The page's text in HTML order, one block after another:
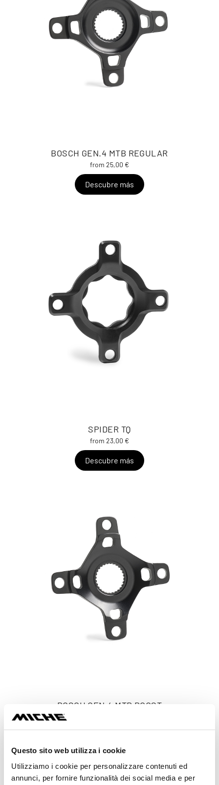
Questo sito web utilizza i cookie
Utilizziamo i cookie per personalizzare contenuti ed
annunci, per fornire funzionalità dei social media e per
BOSCH GEN.4 MTB REGULAR
from 25,00 €
Descubre más
SPIDER TQ
from 23,00 €
Descubre más
BOSCH GEN.4 MTB BOOST